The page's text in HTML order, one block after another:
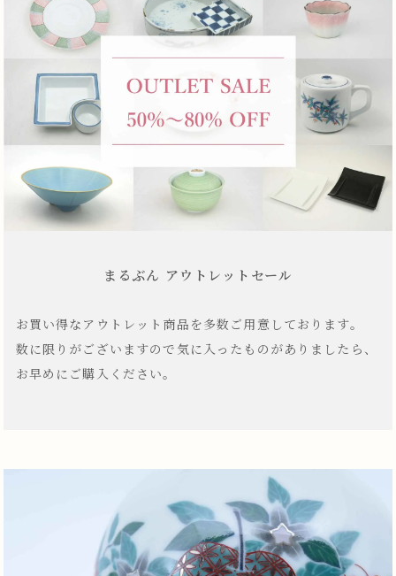
まるぶん アウトレットセール
お買い得なアウトレット商品を多数ご用意しております。
数に限りがございますので気に入ったものがありましたら、
お早めにご購入ください。